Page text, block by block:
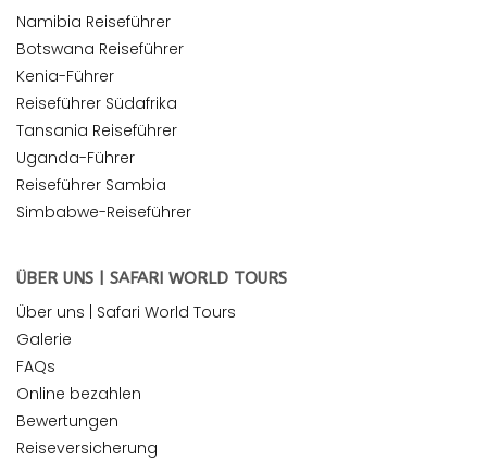
Namibia Reiseführer
Botswana Reiseführer
Kenia-Führer
Reiseführer Südafrika
Tansania Reiseführer
Uganda-Führer
Reiseführer Sambia
Simbabwe-Reiseführer
ÜBER UNS | SAFARI WORLD TOURS
Über uns | Safari World Tours
Galerie
FAQs
Online bezahlen
Bewertungen
Reiseversicherung